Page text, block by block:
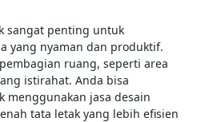
sangat penting untuk
yang nyaman dan produktif.
ruang, seperti area
istirahat. Anda bisa
menggunakan jasa desain
tata letak yang lebih efisien